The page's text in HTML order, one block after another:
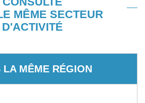
MÊME SECTEUR
D'ACTIVITÉ
LA MÊME RÉGION